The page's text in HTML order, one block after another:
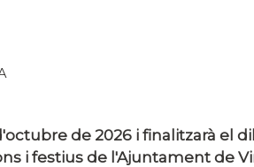
de 2026 i finalitzarà el
i festius de l'Ajuntament de